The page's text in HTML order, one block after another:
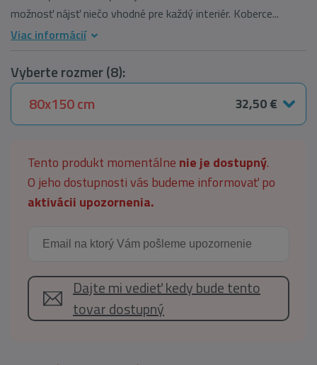
možnosť nájsť niečo vhodné pre každý interiér. Koberce...
Viac informácií
Vyberte rozmer (8):
80x150 cm
32,50 €
Tento produkt momentálne nie je dostupný.
O jeho dostupnosti vás budeme informovať po
aktivácii upozornenia.
Dajte mi vedieť kedy bude tento
tovar dostupný